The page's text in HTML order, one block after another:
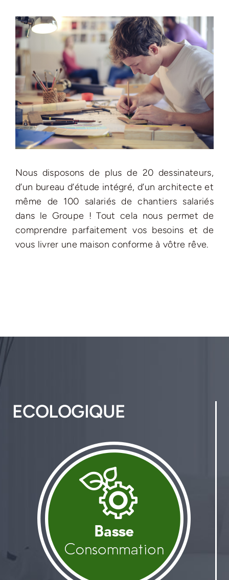
Nous disposons de plus de 20 dessinateurs,
d’un bureau d’étude intégré, d’un architecte et
même de 100 salariés de chantiers salariés
dans le Groupe ! Tout cela nous permet de
comprendre parfaitement vos besoins et de
vous livrer une maison conforme à vôtre rêve.
ECOLOGIQUE